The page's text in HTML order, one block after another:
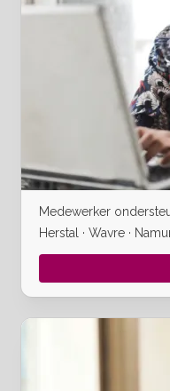
Medewerker
Herstal · Wavre ·